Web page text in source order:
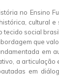
no Ensino
cultural
tecido social
que
em
a articulação
em